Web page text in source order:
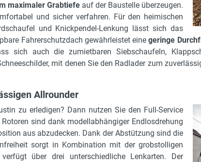
maximaler Grabtiefeauf der Baustelle überzeugen.
und sicher verfahren. Für den heimischen
und Knickpendel-Lenkung lässt sich das
Fahrerschutzdach gewährleistet einegeringe
sich auch die zumietbaren Siebschaufeln,
mit denen Sie den Radlader zum
Allrounder
zu erledigen? Dann nutzen Sie den Full-Service
sind dank modellabhängiger Endlosdrehung
aus abzudecken. Dank der Abstützung sind die
sorgt in Kombination mit der grobstolligen
über drei unterschiedliche Lenkarten. Der